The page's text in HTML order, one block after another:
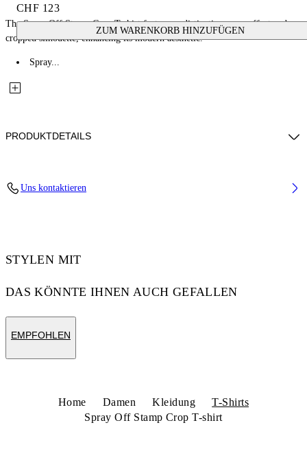
CHF 123
ZUM WARENKORB HINZUFÜGEN
The Spray Off Stamp Crop T-shirt features a distinctive spray effect and
cropped silhouette, enhancing its modern aesthetic.
Spray...
PRODUKTDETAILS
Uns kontaktieren
STYLEN MIT
DAS KÖNNTE IHNEN AUCH GEFALLEN
EMPFOHLEN
Home Damen Kleidung
T-Shirts
Spray Off Stamp Crop T-shirt